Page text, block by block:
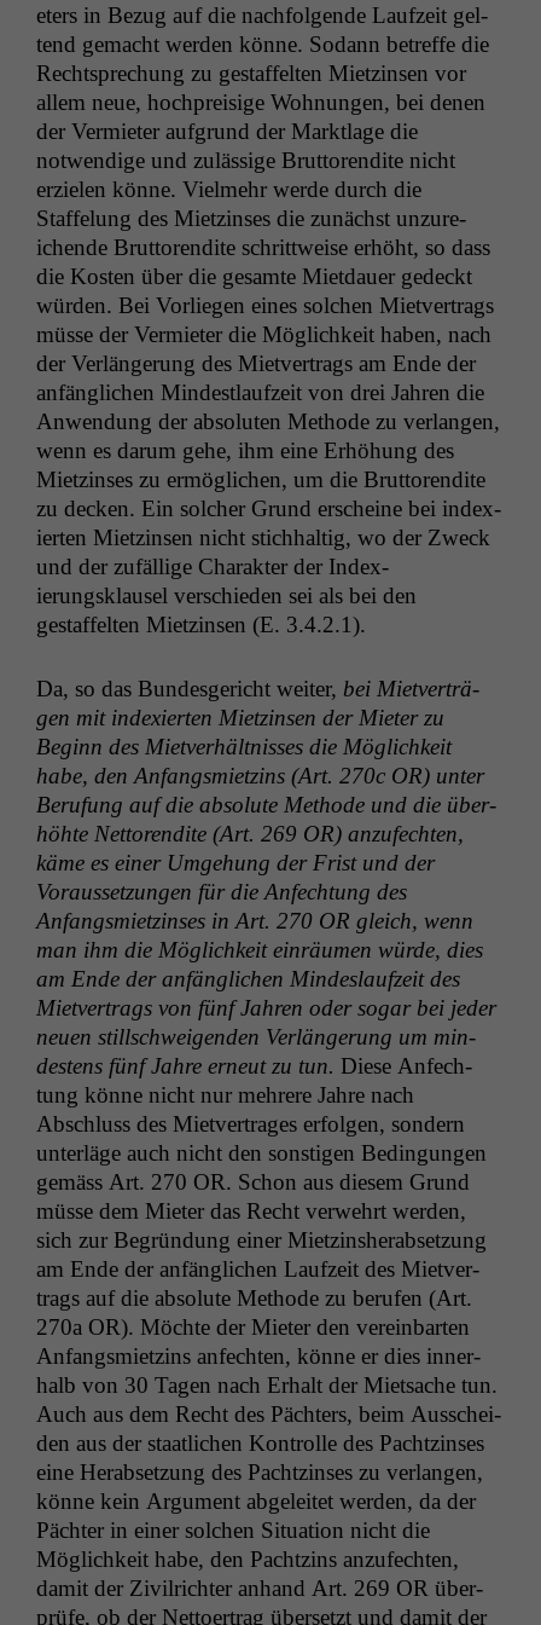
eters in Bezug auf die nach­fol­gende Laufzeit gel­
tend gemacht wer­den könne. Sodann betr­e­ffe die
Recht­sprechung zu gestaffel­ten Miet­zin­sen vor
allem neue, hoch­preisige Woh­nun­gen, bei denen
der Ver­mi­eter auf­grund der Mark­t­lage die
notwendi­ge und zuläs­sige Brut­toren­dite nicht
erzie­len könne. Vielmehr werde durch die
Staffelung des Miet­zins­es die zunächst unzure­
ichende Brut­toren­dite schrit­tweise erhöht, so dass
die Kosten über die gesamte Miet­dauer gedeckt
wür­den. Bei Vor­liegen eines solchen Mietver­trags
müsse der Ver­mi­eter die Möglichkeit haben, nach
der Ver­längerung des Mietver­trags am Ende der
anfänglichen Min­dest­laufzeit von drei Jahren die
Anwen­dung der absoluten Meth­ode zu ver­lan­gen,
wenn es darum gehe, ihm eine Erhöhung des
Miet­zins­es zu ermöglichen, um die Brut­toren­dite
zu deck­en. Ein solch­er Grund erscheine bei index­
ierten Miet­zin­sen nicht stich­haltig, wo der Zweck
und der zufäl­lige Charak­ter der Index­
ierungsklausel ver­schieden sei als bei den
gestaffel­ten Miet­zin­sen (E. 3.4.2.1).
Da, so das Bun­des­gericht weit­er, bei Mietverträ­
gen mit index­ierten Miet­zin­sen der Mieter zu
Beginn des Mietver­hält­niss­es die Möglichkeit
habe, den Anfangsmi­et­zins (Art. 270c OR) unter
Beru­fung auf die absolute Meth­ode und die über­
höhte Net­toren­dite (Art. 269 OR) anzufecht­en,
käme es ein­er Umge­hung der Frist und der
Voraus­set­zun­gen für die Anfech­tung des
Anfangsmi­et­zins­es in Art. 270 OR gle­ich, wenn
man ihm die Möglichkeit ein­räu­men würde, dies
am Ende der anfänglichen Min­deslaufzeit des
Mietver­trags von fünf Jahren oder sog­ar bei jed­er
neuen stillschweigen­den Ver­längerung um min­
destens fünf Jahre erneut zu tun. Diese Anfech­
tung könne nicht nur mehrere Jahre nach
Abschluss des Mietver­trages erfol­gen, son­dern
unter­läge auch nicht den son­sti­gen Bedin­gun­gen
gemäss Art. 270 OR. Schon aus diesem Grund
müsse dem Mieter das Recht ver­wehrt wer­den,
sich zur Begrün­dung ein­er Miet­zin­sher­ab­set­zung
am Ende der anfänglichen Laufzeit des Mietver­
trags auf die absolute Meth­ode zu berufen (Art.
270a OR). Möchte der Mieter den vere­in­barten
Anfangsmi­et­zins anfecht­en, könne er dies inner­
halb von 30 Tagen nach Erhalt der Miet­sache tun.
Auch aus dem Recht des Pächters, beim Auss­chei­
den aus der staatlichen Kon­trolle des Pachtzins­es
eine Her­ab­set­zung des Pachtzins­es zu ver­lan­gen,
könne kein Argu­ment abgeleit­et wer­den, da der
Pächter in ein­er solchen Sit­u­a­tion nicht die
Möglichkeit habe, den Pachtzins anzufecht­en,
damit der Zivil­richter anhand Art. 269 OR über­
prüfe, ob der Net­to­er­trag über­set­zt und damit der
Notwendige
Cookies
Diese
Cookies sind
nicht
optional, es
braucht sie,
damit die
Website
korrekt
angezeigt
werden kann.